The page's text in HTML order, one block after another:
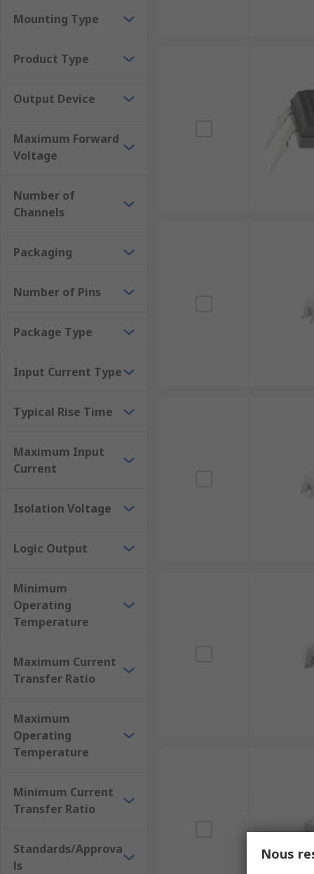
Output Types
• CMOS
• Logic Gate
• Photodarlington
• TRIAC
Mounting Type
Product Type
Output Device
Maximum Forward
Voltage
Number of
Channels
Packaging
Number of Pins
Package Type
Input Current Type
Typical Rise Time
Maximum Input
Current
Isolation Voltage
Logic Output
Minimum
Operating
Temperature
Maximum Current
Transfer Ratio
Maximum
Operating
Temperature
Minimum Current
Transfer Ratio
Standards/Approva
ls
Nous